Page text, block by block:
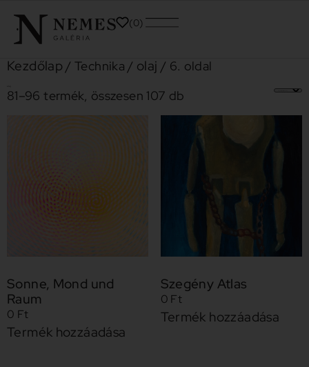
0
Kezdőlap / Technika / olaj / 6. oldal
81–96 termék, összesen 107 db
Sonne, Mond und
Raum
0 Ft
Termék hozzáadása
Szegény Atlas
0 Ft
Termék hozzáadása